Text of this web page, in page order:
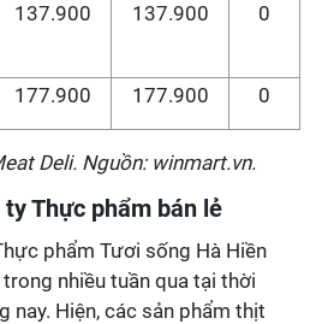
137.900 137.900 0
177.900 177.900 0
Deli. Nguồn: winmart.vn.
Thực phẩm bán lẻ
phẩm Tươi sống Hà Hiền
nhiều tuần qua tại thời
nay. Hiện, các sản phẩm thịt